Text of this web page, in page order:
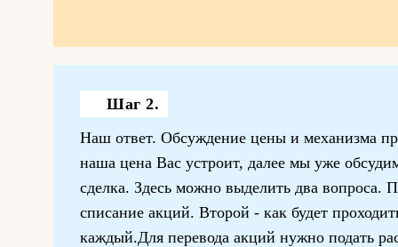
Шаг 2.
Наш ответ. Обсуждение цены и механизма
наша цена Вас устроит, далее мы уже
сделка. Здесь можно выделить два вопроса.
списание акций. Второй - как будет
каждый.Для перевода акций нужно подать